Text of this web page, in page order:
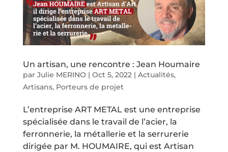
Un artisan, une rencontre : Jean Houmaire
par Julie MERINO | Oct 5, 2022| Actualités,
Artisans, Porteurs de projet
L’entreprise ART METAL est une entreprise
spécialisée dans le travail de l’acier, la
ferronnerie, la métallerie et la serrurerie
dirigée par M. HOUMAIRE, qui est Artisan